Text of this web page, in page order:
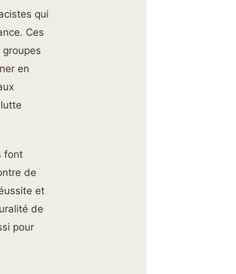
qui
Ces
en
font
de
et
de
pour